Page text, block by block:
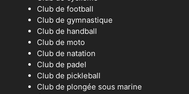
Club de football
Club de gymnastique
Club de handball
Club de moto
Club de natation
Club de padel
Club de pickleball
Club de plongée sous marine